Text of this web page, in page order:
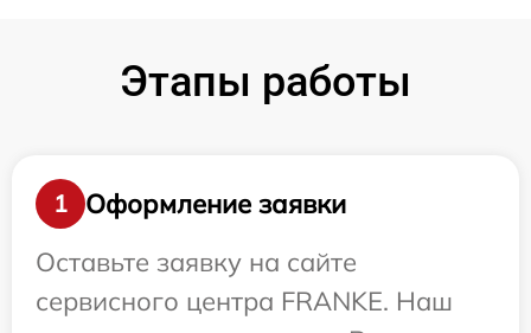
Этапы работы
1
Оформление заявки
Оставьте заявку на сайте
сервисного центра FRANKE. Наш